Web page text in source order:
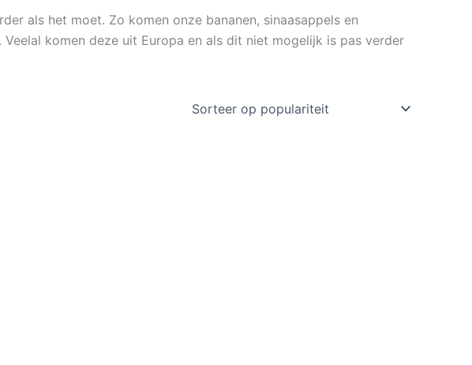
als het moet. Zo komen onze bananen, sinaasappels en
komen deze uit Europa en als dit niet mogelijk is pas verder